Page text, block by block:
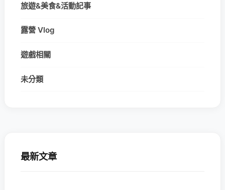
旅遊&美食&活動記事
露營 Vlog
遊戲相關
未分類
最新文章